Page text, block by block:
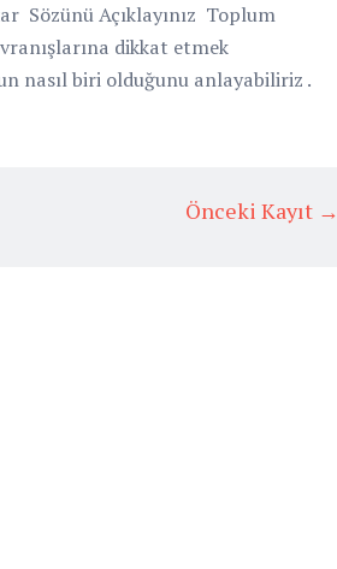
Sözünü Açıklayınız Toplum
dikkat etmek
nasıl biri olduğunu anlayabiliriz .
Önceki Kayıt →